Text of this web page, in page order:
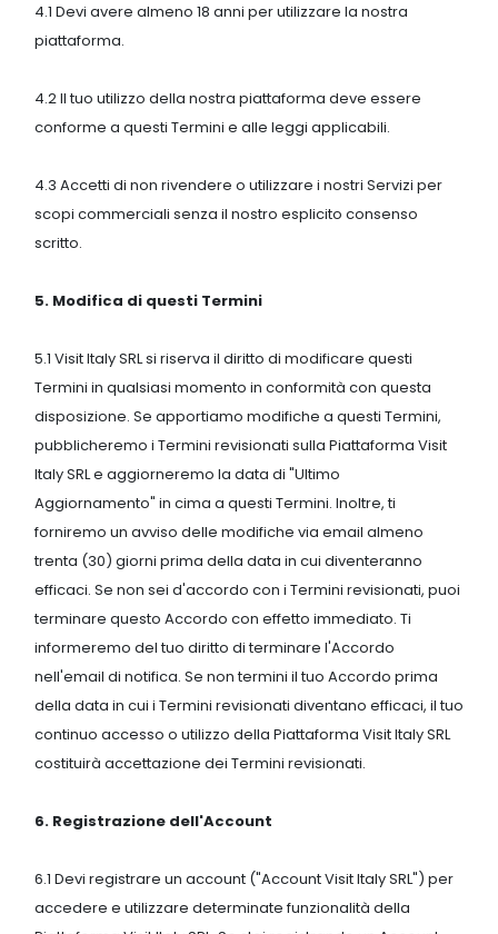
4.1 Devi avere almeno 18 anni per utilizzare la nostra
piattaforma.
4.2 Il tuo utilizzo della nostra piattaforma deve essere
conforme a questi Termini e alle leggi applicabili.
4.3 Accetti di non rivendere o utilizzare i nostri Servizi per
scopi commerciali senza il nostro esplicito consenso
scritto.
5. Modifica di questi Termini
5.1 Visit Italy SRL si riserva il diritto di modificare questi
Termini in qualsiasi momento in conformità con questa
disposizione. Se apportiamo modifiche a questi Termini,
pubblicheremo i Termini revisionati sulla Piattaforma Visit
Italy SRL e aggiorneremo la data di "Ultimo
Aggiornamento" in cima a questi Termini. Inoltre, ti
forniremo un avviso delle modifiche via email almeno
trenta (30) giorni prima della data in cui diventeranno
efficaci. Se non sei d'accordo con i Termini revisionati, puoi
terminare questo Accordo con effetto immediato. Ti
informeremo del tuo diritto di terminare l'Accordo
nell'email di notifica. Se non termini il tuo Accordo prima
della data in cui i Termini revisionati diventano efficaci, il tuo
continuo accesso o utilizzo della Piattaforma Visit Italy SRL
costituirà accettazione dei Termini revisionati.
6. Registrazione dell'Account
6.1 Devi registrare un account ("Account Visit Italy SRL") per
accedere e utilizzare determinate funzionalità della